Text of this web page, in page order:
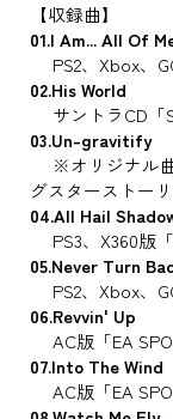
【収録曲】
01.I Am... All Of
PS2、Xbox、
02.His World
サントラCD「
03.Un-gravitify
※オリジナル曲
グスターストーリ
04.All Hail
PS3、X360版
05.Never Turn
PS2、Xbox、
06.Revvin' Up
AC版「EA
07.Into The Wind
AC版「EA